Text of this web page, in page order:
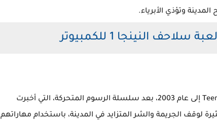
وتؤذي الأبرياء.
النينجا 1 للكمبيوتر
يعود إصدار لعبة Teenage Mutant Ninja Turtles 1 إلى عام 2003، بعد سلسلة الرسوم المتحركة، التي أخبرت
لوقف الجريمة والشر المتزايد في المدينة، باستخدام مهاراتهم